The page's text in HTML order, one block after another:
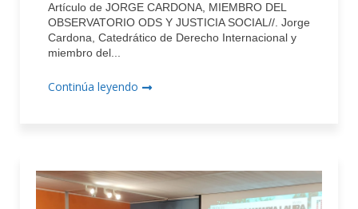
Artículo de JORGE CARDONA, MIEMBRO DEL
OBSERVATORIO ODS Y JUSTICIA SOCIAL//. Jorge
Cardona, Catedrático de Derecho Internacional y
miembro del...
Continúa leyendo